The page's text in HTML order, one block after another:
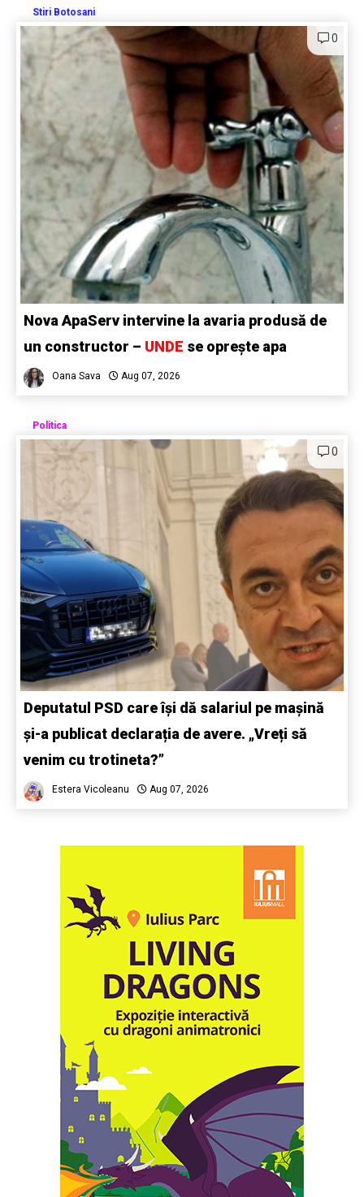
Stiri Botosani
0
Nova ApaServ intervine la avaria produsă de
un constructor – UNDE se oprește apa
Oana Sava Aug 07, 2026
Politica
0
Deputatul PSD care își dă salariul pe mașină
și-a publicat declarația de avere. „Vreți să
venim cu trotineta?”
Estera Vicoleanu Aug 07, 2026